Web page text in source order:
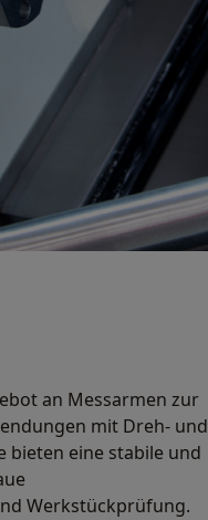
an Messarmen zur
mit Dreh- und
bieten eine stabile und
Werkstückprüfung.